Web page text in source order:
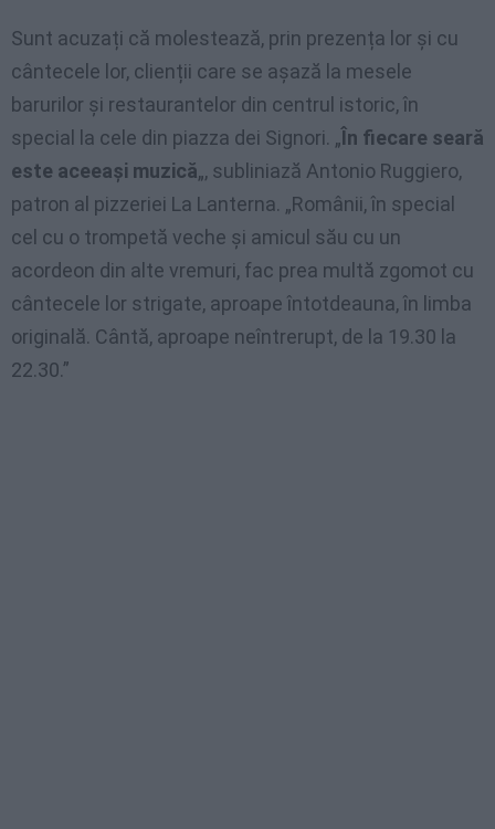
Sunt acuzați că molestează, prin prezența lor și cu
cântecele lor, clienții care se așază la mesele
barurilor și restaurantelor din centrul istoric, în
special la cele din piazza dei Signori. „În fiecare seară
este aceeași muzică„, subliniază Antonio Ruggiero,
patron al pizzeriei La Lanterna. „Românii, în special
cel cu o trompetă veche și amicul său cu un
acordeon din alte vremuri, fac prea multă zgomot cu
cântecele lor strigate, aproape întotdeauna, în limba
originală. Cântă, aproape neîntrerupt, de la 19.30 la
22.30.”